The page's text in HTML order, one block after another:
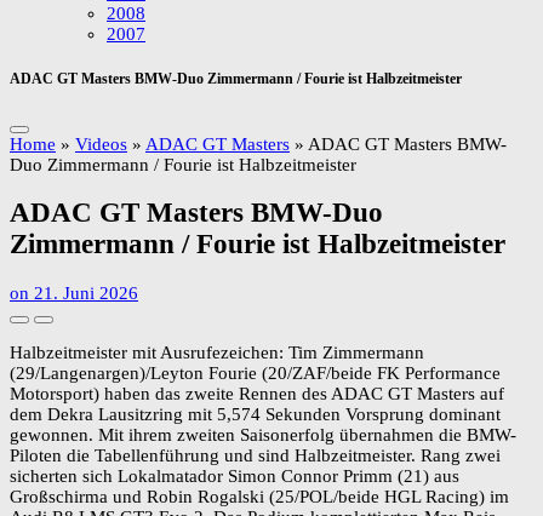
2008
2007
ADAC GT Masters BMW-Duo Zimmermann / Fourie ist Halbzeitmeister
Home » Videos » ADAC GT Masters » ADAC GT Masters BMW-
Duo Zimmermann / Fourie ist Halbzeitmeister
ADAC GT Masters BMW-Duo
Zimmermann / Fourie ist Halbzeitmeister
on 21. Juni 2026
Halbzeitmeister mit Ausrufezeichen: Tim Zimmermann
(29/Langenargen)/Leyton Fourie (20/ZAF/beide FK Performance
Motorsport) haben das zweite Rennen des ADAC GT Masters auf
dem Dekra Lausitzring mit 5,574 Sekunden Vorsprung dominant
gewonnen. Mit ihrem zweiten Saisonerfolg übernahmen die BMW-
Piloten die Tabellenführung und sind Halbzeitmeister. Rang zwei
sicherten sich Lokalmatador Simon Connor Primm (21) aus
Großschirma und Robin Rogalski (25/POL/beide HGL Racing) im